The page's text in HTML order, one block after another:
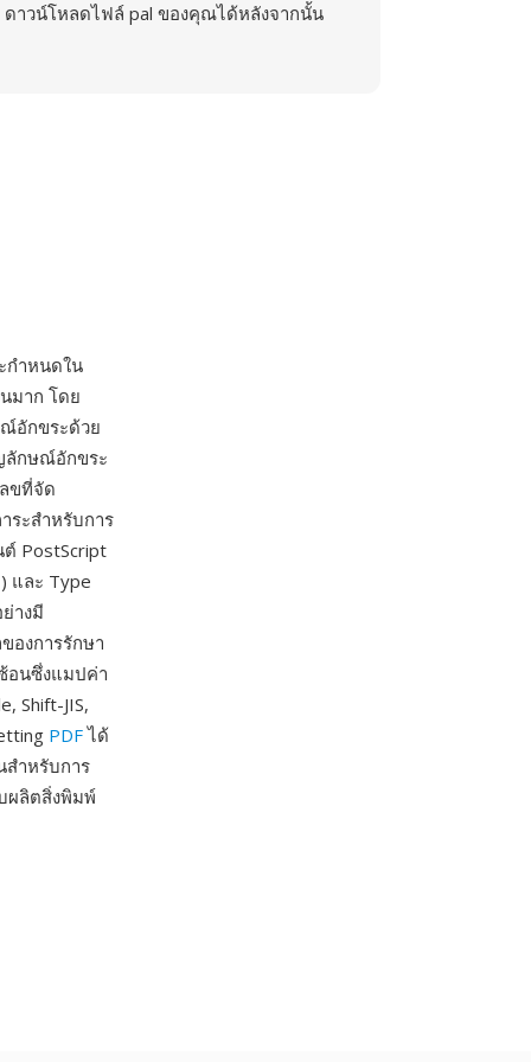
ดาวน์โหลดไฟล์ pal ของคุณได้หลังจากนั้น
กำหนดใน
มาก โดย
อักขระด้วย
ลักษณ์อักขระ
ขที่จัด
ระสำหรับการ
PostScript
และ Type
างมี
องการรักษา
อนซึ่งแมปค่า
Shift-JIS,
PDFได้
สำหรับการ
ผลิตสิ่งพิมพ์